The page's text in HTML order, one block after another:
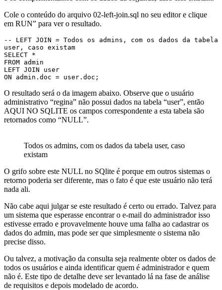
Cole o conteúdo do arquivo 02-left-join.sql no seu editor e clique
em RUN” para ver o resultado.
-- LEFT JOIN = Todos os admins, com os dados da tabela
user, caso existam
SELECT *
FROM admin
LEFT JOIN user
ON admin.doc = user.doc;
O resultado será o da imagem abaixo. Observe que o usuário
administrativo “regina” não possui dados na tabela “user”, então
AQUI NO SQLITE os campos correspondente a esta tabela são
retornados como “NULL”.
Todos os admins, com os dados da tabela user, caso
existam
O grifo sobre este NULL no SQlite é porque em outros sistemas o
retorno poderia ser diferente, mas o fato é que este usuário não terá
nada ali.
Não cabe aqui julgar se este resultado é certo ou errado. Talvez para
um sistema que esperasse encontrar o e-mail do administrador isso
estivesse errado e provavelmente houve uma falha ao cadastrar os
dados do admin, mas pode ser que simplesmente o sistema não
precise disso.
Ou talvez, a motivação da consulta seja realmente obter os dados de
todos os usuários e ainda identificar quem é administrador e quem
não é. Este tipo de detalhe deve ser levantado lá na fase de análise
de requisitos e depois modelado de acordo.